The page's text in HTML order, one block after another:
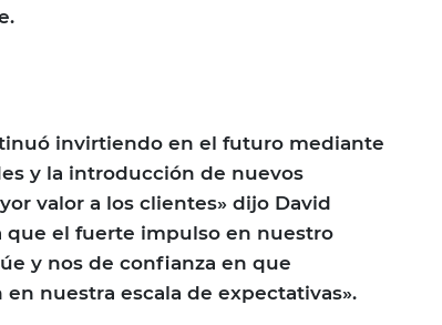
invirtiendo en el futuro mediante
y la introducción de nuevos
valor a los clientes» dijo David
que el fuerte impulso en nuestro
y nos de confianza en que
nuestra escala de expectativas».